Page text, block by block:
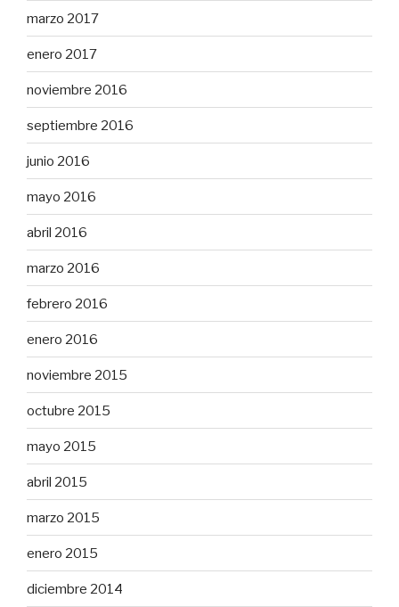
marzo 2017
enero 2017
noviembre 2016
septiembre 2016
junio 2016
mayo 2016
abril 2016
marzo 2016
febrero 2016
enero 2016
noviembre 2015
octubre 2015
mayo 2015
abril 2015
marzo 2015
enero 2015
diciembre 2014